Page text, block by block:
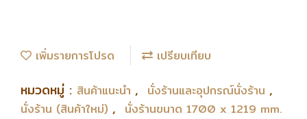
เพิ่มรายการโปรด เปรียบเทียบ
หมวดหมู่ : สินค้าแนะนำ , นั่งร้านและอุปกรณ์นั่งร้าน ,
นั่งร้าน (สินค้าใหม่) , นั่งร้านขนาด 1700 x 1219 mm.